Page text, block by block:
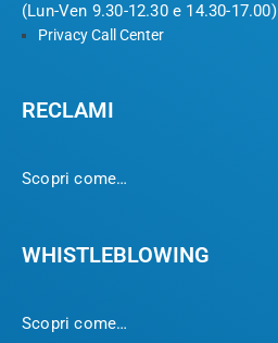
(Lun-Ven 9.30-12.30 e 14.30-17.00)
Privacy Call Center
RECLAMI
Scopri come…
WHISTLEBLOWING
Scopri come…